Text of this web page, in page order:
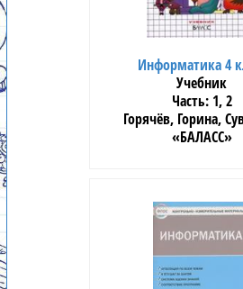
Информатика 4
Учебник
1, 2
Горячёв, Горина,
«БАЛАСС»